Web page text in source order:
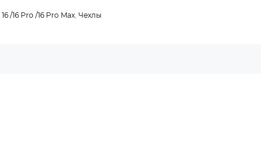
16 /16 Pro /16 Pro Max, Чехлы